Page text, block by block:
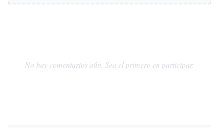
No hay comentarios aún. Sea el primero en participar.